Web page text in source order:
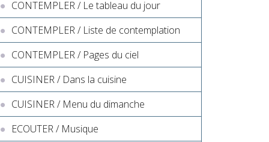
CONTEMPLER / Le tableau du jour
CONTEMPLER / Liste de contemplation
CONTEMPLER / Pages du ciel
CUISINER / Dans la cuisine
CUISINER / Menu du dimanche
ECOUTER / Musique